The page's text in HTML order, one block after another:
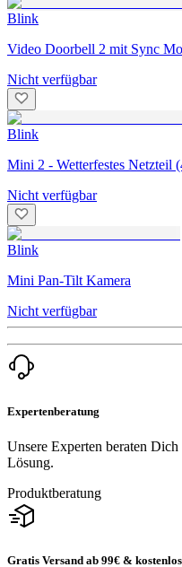
Blink
Video Doorbell 2 mit Sync
Nicht verfügbar
Blink
Mini 2 - Wetterfestes Netzteil
Nicht verfügbar
Blink
Mini Pan-Tilt Kamera
Nicht verfügbar
Expertenberatung
Unsere Experten beraten
Lösung.
Produktberatung
Gratis Versand ab 99€ &